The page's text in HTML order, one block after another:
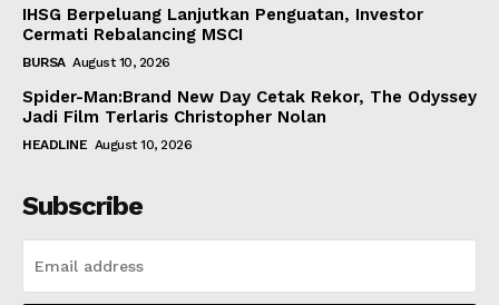
IHSG Berpeluang Lanjutkan Penguatan, Investor
Cermati Rebalancing MSCI
BURSA August 10, 2026
Spider-Man:Brand New Day Cetak Rekor, The Odyssey
Jadi Film Terlaris Christopher Nolan
HEADLINE August 10, 2026
Subscribe